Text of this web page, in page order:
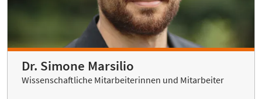
Dr. Simone Marsilio
Wissenschaftliche Mitarbeiterinnen und Mitarbeiter